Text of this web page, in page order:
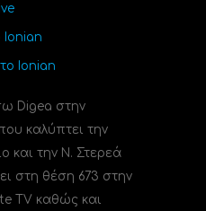
Ionian
Ionian
Digea στην
καλύπτει την
και την Ν. Στερεά
στη θέση 673 στην
TV καθώς και